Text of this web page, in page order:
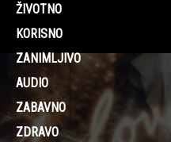
ŽIVOTNO
KORISNO
ZANIMLJIVO
AUDIO
ZABAVNO
ZDRAVO